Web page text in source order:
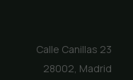
Calle Canillas 23
28002, Madrid